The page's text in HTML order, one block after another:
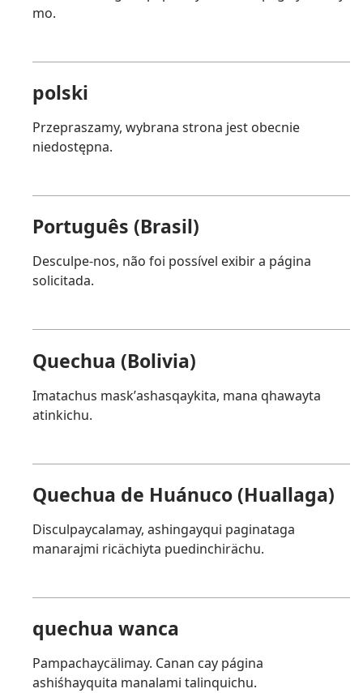
mo.
polski
Przepraszamy, wybrana strona jest obecnie
niedostępna.
Português (Brasil)
Desculpe-nos, não foi possível exibir a página
solicitada.
Quechua (Bolivia)
Imatachus maskʼashasqaykita, mana qhawayta
atinkichu.
Quechua de Huánuco (Huallaga)
Disculpaycalamay, ashingayqui paginataga
manarajmi ricächiyta puedinchirächu.
quechua wanca
Pampachaycälimay. Canan cay página
ashiśhayquita manalami talinquichu.